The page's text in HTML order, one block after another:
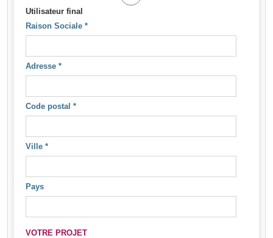
Utilisateur final
Raison Sociale *
Adresse *
Code postal *
Ville *
Pays
VOTRE PROJET